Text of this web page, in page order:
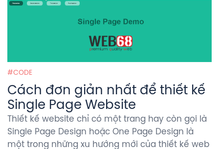
CODE
Cách đơn giản nhất để thiết kế
Single Page Website
Thiết kế website chỉ có một trang hay còn gọi là
Single Page Design hoặc One Page Design là
một trong những xu hướng mới của thiết kế web